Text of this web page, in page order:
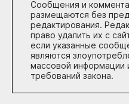
Сообщения и
размещаются без
редактирования.
право удалить их с
если указанные
являются
массовой информации
требований закона.